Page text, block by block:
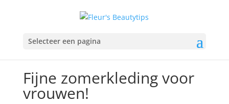
Selecteer een pagina
Fijne zomerkleding voor
vrouwen!